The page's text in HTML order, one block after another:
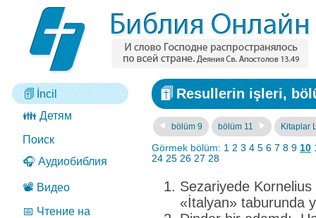
İncil
👪 Детям
Поиск
🎧 Аудиобиблия
📽️ Видео
📅 Чтение на
Resullerin işleri,
bölüm 9 bölüm 11 Kitaplar
Görmek bölüm: 1 2 3 4 5 6 7 8 9 10
24 25 26 27 28
Sezariyede Kornelius
«İtalyan» taburunda